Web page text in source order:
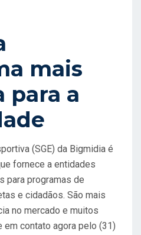
mais
para a
(SGE) da Bigmidia é
fornece a entidades
para programas de
e cidadãos. São mais
no mercado e muitos
contato agora pelo (31)